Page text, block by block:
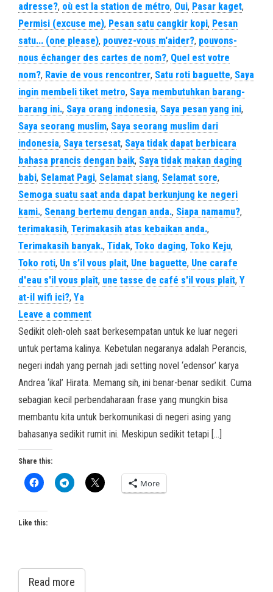
adresse?, où est la station de métro, Oui, Pasar kaget,
Permisi (excuse me), Pesan satu cangkir kopi, Pesan
satu... (one please), pouvez-vous m'aider?, pouvons-
nous échanger des cartes de nom?, Quel est votre
nom?, Ravie de vous rencontrer, Satu roti baguette, Saya
ingin membeli tiket metro, Saya membutuhkan barang-
barang ini., Saya orang indonesia, Saya pesan yang ini,
Saya seorang muslim, Saya seorang muslim dari
indonesia, Saya tersesat, Saya tidak dapat berbicara
bahasa prancis dengan baik, Saya tidak makan daging
babi, Selamat Pagi, Selamat siang, Selamat sore,
Semoga suatu saat anda dapat berkunjung ke negeri
kami., Senang bertemu dengan anda., Siapa namamu?,
terimakasih, Terimakasih atas kebaikan anda.,
Terimakasih banyak., Tidak, Toko daging, Toko Keju,
Toko roti, Un s’il vous plait, Une baguette, Une carafe
d'eau s'il vous plaît, une tasse de café s'il vous plaît, Y
at-il wifi ici?, Ya
Leave a comment
Sedikit oleh-oleh saat berkesempatan untuk ke luar negeri
untuk pertama kalinya. Kebetulan negaranya adalah Perancis,
negeri indah yang pernah jadi setting novel ‘edensor’ karya
Andrea ‘ikal’ Hirata. Memang sih, ini benar-benar sedikit. Cuma
sebagian kecil perbendaharaan frase yang mungkin bisa
membantu kita untuk berkomunikasi di negeri asing yang
bahasanya sedikit rumit ini. Meskipun sedikit tetapi […]
Share this:
More
Like this:
Read more